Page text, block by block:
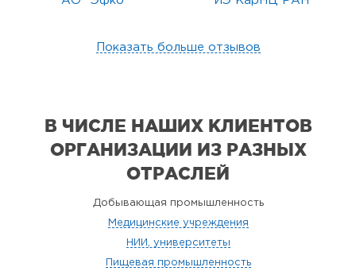
Показать больше отзывов
В ЧИСЛЕ НАШИХ КЛИЕНТОВ
ОРГАНИЗАЦИИ ИЗ РАЗНЫХ
ОТРАСЛЕЙ
Добывающая промышленность
Медицинские учреждения
НИИ, университеты
Пищевая промышленность